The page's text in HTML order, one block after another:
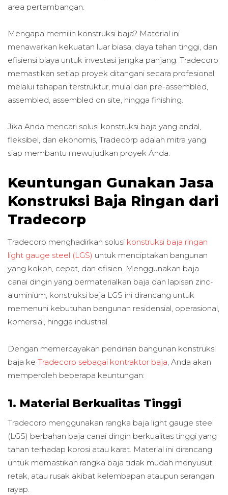
area pertambangan.
Mengapa memilih konstruksi baja? Material ini
menawarkan kekuatan luar biasa, daya tahan tinggi, dan
efisiensi biaya untuk investasi jangka panjang. Tradecorp
memastikan setiap proyek ditangani secara profesional
melalui tahapan terstruktur, mulai dari pre-assembled,
assembled, assembled on site, hingga finishing.
Jika Anda mencari solusi konstruksi baja yang andal,
fleksibel, dan ekonomis, Tradecorp adalah mitra yang
siap membantu mewujudkan proyek Anda.
Keuntungan Gunakan Jasa
Konstruksi Baja Ringan dari
Tradecorp
Tradecorp menghadirkan solusi konstruksi baja ringan
light gauge steel (LGS) untuk menciptakan bangunan
yang kokoh, cepat, dan efisien. Menggunakan baja
canai dingin yang bermaterialkan baja dan lapisan zinc-
aluminium, konstruksi baja LGS ini dirancang untuk
memenuhi kebutuhan bangunan residensial, operasional,
komersial, hingga industrial.
Dengan memercayakan pendirian bangunan konstruksi
baja ke Tradecorp sebagai kontraktor baja , Anda akan
memperoleh beberapa keuntungan:
1. Material Berkualitas Tinggi
Tradecorp menggunakan rangka baja light gauge steel
(LGS) berbahan baja canai dingin berkualitas tinggi yang
tahan terhadap korosi atau karat. Material ini dirancang
untuk memastikan rangka baja tidak mudah menyusut,
retak, atau rusak akibat kelembapan ataupun serangan
rayap.